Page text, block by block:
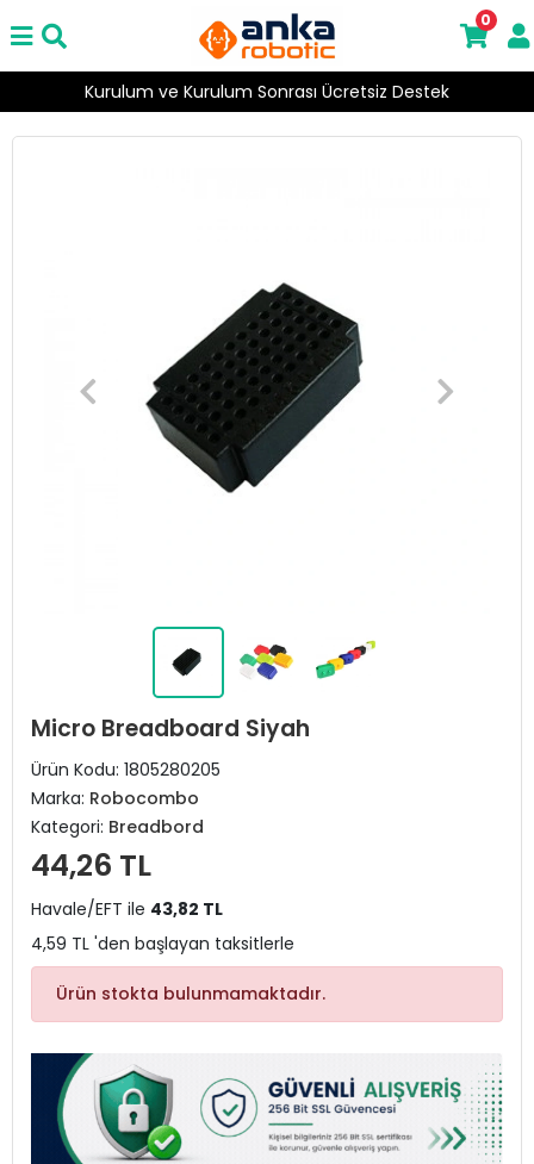
Kurulum ve Kurulum Sonrası Ücretsiz Destek
0
Micro Breadboard Siyah
Ürün Kodu: 1805280205
Marka: Robocombo
Kategori: Breadbord
44,26 TL
Havale/EFT ile 43,82 TL
4,59 TL 'den başlayan taksitlerle
Ürün stokta bulunmamaktadır.